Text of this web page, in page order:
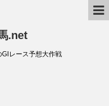
.net
レース予想大作戦